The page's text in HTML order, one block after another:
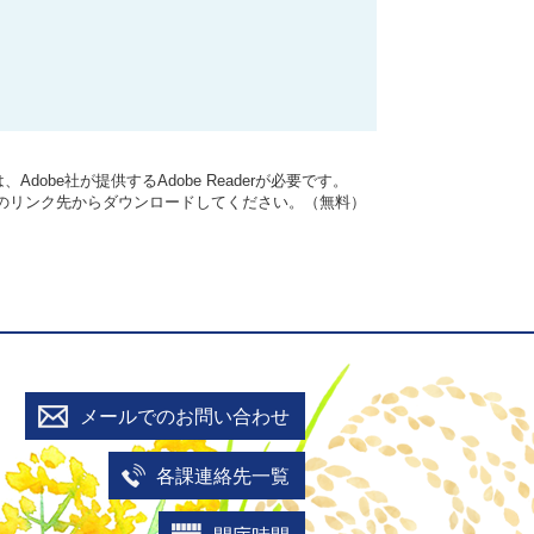
Adobe社が提供するAdobe Readerが必要です。
ンク先からダウンロードしてください。（無料）
メールでのお問い合わせ
各課連絡先一覧